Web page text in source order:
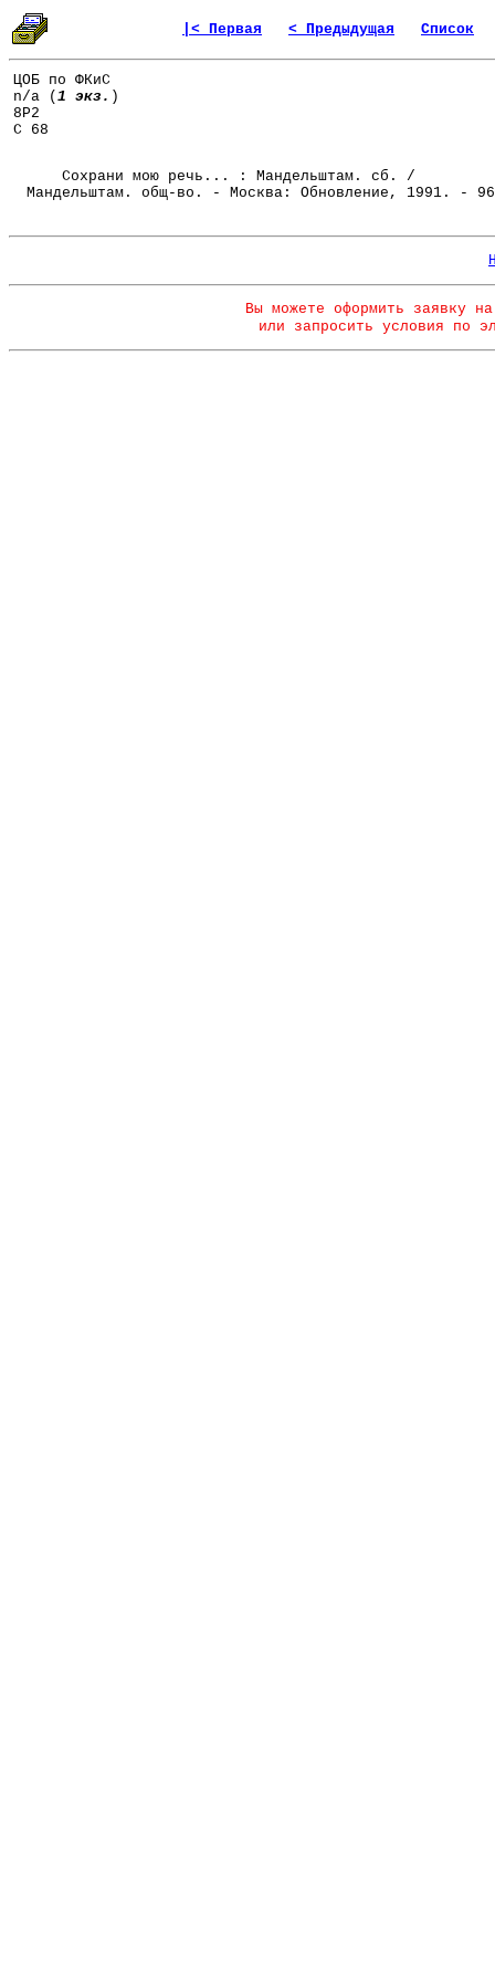
|< Первая < Предыдущая Список
ЦОБ по ФКиС
n/a ( 1 экз. )
8Р2
С 68
Сохрани мою речь... : Мандельштам. сб. /
Мандельштам. общ-во. - Москва: Обновление, 1991. -
Вы можете оформить заявку
или запросить условия по